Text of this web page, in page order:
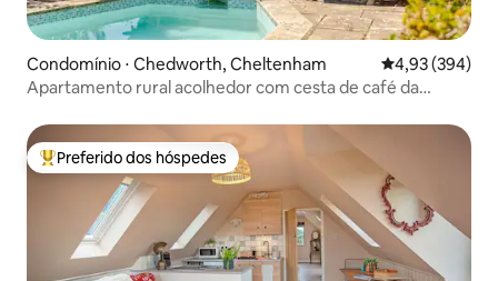
Condomínio ⋅ Chedworth, Cheltenham 4,93 de uma
4,93 (394)
Apartamento rural acolhedor com cesta de café da
Entre os melhores preferidos dos hóspedes
Preferido dos hóspedes